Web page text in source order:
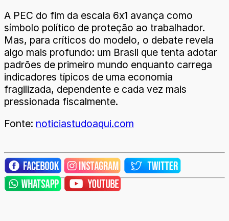
A PEC do fim da escala 6x1 avança como
símbolo político de proteção ao trabalhador.
Mas, para críticos do modelo, o debate revela
algo mais profundo: um Brasil que tenta adotar
padrões de primeiro mundo enquanto carrega
indicadores típicos de uma economia
fragilizada, dependente e cada vez mais
pressionada fiscalmente.
Fonte: noticiastudoaqui.com